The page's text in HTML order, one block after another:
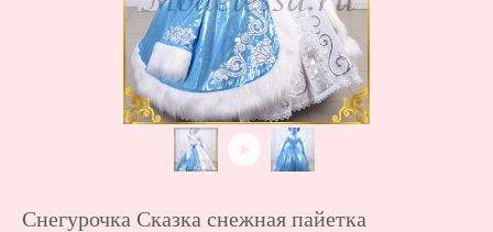
Снегурочка Сказка снежная пайетка